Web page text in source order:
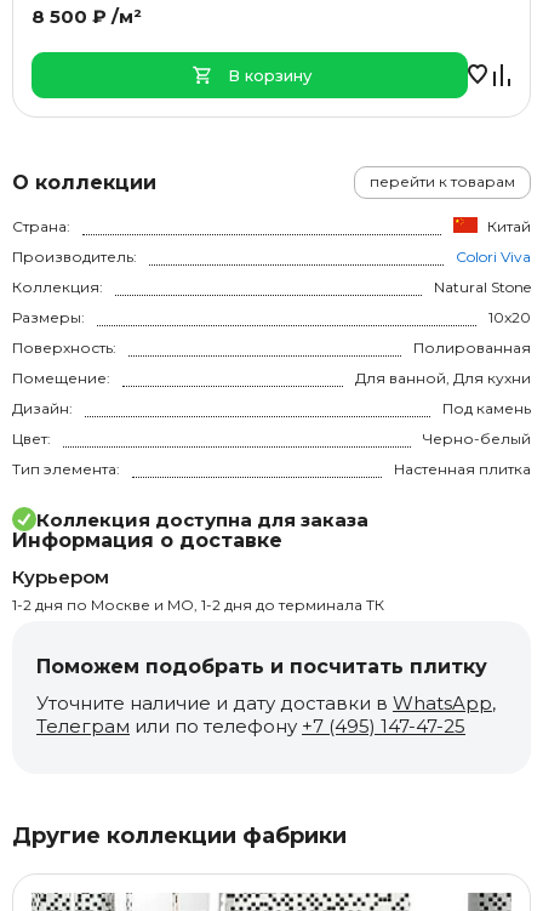
О коллекции перейти к товарам
Страна:
Китай
Производитель:
Colori Viva
Коллекция:
Natural Stone
Размеры:
10x20
Поверхность:
Полированная
Помещение:
Для ванной, Для кухни
Дизайн:
Под камень
Цвет:
Черно-белый
Тип элемента:
Настенная плитка
Коллекция доступна для заказа
Информация о доставке
Курьером
1-2 дня по Москве и МО, 1-2 дня до терминала ТК
Поможем подобрать и посчитать плитку
Уточните наличие и дату доставки в WhatsApp,
Телеграм или по телефону +7 (495) 147-47-25
8 500 ₽ /м²
В корзину
Другие коллекции фабрики